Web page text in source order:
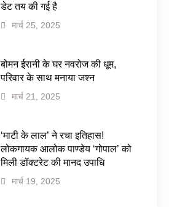
डेट तय की गई है
मार्च 25, 2025
बोमन ईरानी के घर नवरोज की धूम,
परिवार के साथ मनाया जश्न
मार्च 21, 2025
‘माटी के लाल’ ने रचा इतिहास!
लोकगायक आलोक पाण्डेय ‘गोपाल’ को
मिली डॉक्टरेट की मानद उपाधि
मार्च 19, 2025